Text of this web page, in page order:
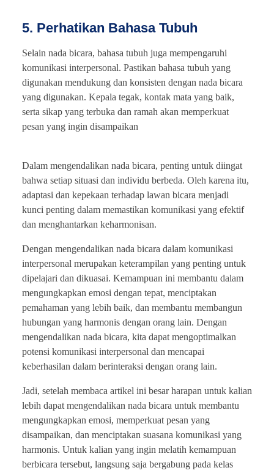
5. Perhatikan Bahasa Tubuh
Selain nada bicara, bahasa tubuh juga mempengaruhi
komunikasi interpersonal. Pastikan bahasa tubuh yang
digunakan mendukung dan konsisten dengan nada bicara
yang digunakan. Kepala tegak, kontak mata yang baik,
serta sikap yang terbuka dan ramah akan memperkuat
pesan yang ingin disampaikan
Dalam mengendalikan nada bicara, penting untuk diingat
bahwa setiap situasi dan individu berbeda. Oleh karena itu,
adaptasi dan kepekaan terhadap lawan bicara menjadi
kunci penting dalam memastikan komunikasi yang efektif
dan menghantarkan keharmonisan.
Dengan mengendalikan nada bicara dalam komunikasi
interpersonal merupakan keterampilan yang penting untuk
dipelajari dan dikuasai. Kemampuan ini membantu dalam
mengungkapkan emosi dengan tepat, menciptakan
pemahaman yang lebih baik, dan membantu membangun
hubungan yang harmonis dengan orang lain. Dengan
mengendalikan nada bicara, kita dapat mengoptimalkan
potensi komunikasi interpersonal dan mencapai
keberhasilan dalam berinteraksi dengan orang lain.
Jadi, setelah membaca artikel ini besar harapan untuk kalian
lebih dapat mengendalikan nada bicara untuk membantu
mengungkapkan emosi, memperkuat pesan yang
disampaikan, dan menciptakan suasana komunikasi yang
harmonis. Untuk kalian yang ingin melatih kemampuan
berbicara tersebut, langsung saja bergabung pada kelas